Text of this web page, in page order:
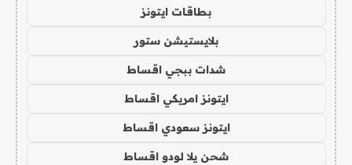
بطاقات ايتونز
بلايستيشن ستور
شدات ببجي اقساط
ايتونز امريكي اقساط
ايتونز سعودي اقساط
شحن يلا لودو اقساط